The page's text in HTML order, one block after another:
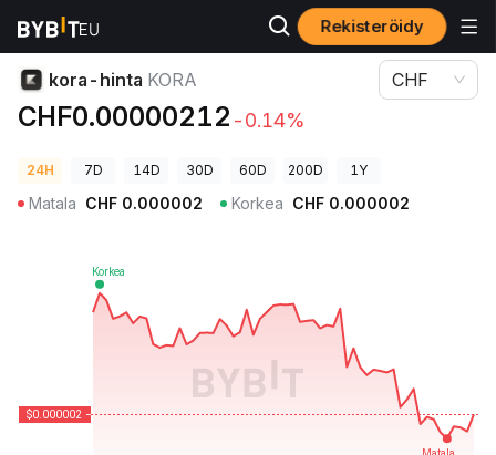
Rekisteröidy
Kryptohinnat
kora-hinta KORA
CHF0.00000212 -0.14%
CHF
24H 7D 14D 30D 60D 200D 1Y
Matala CHF 0.000002 Korkea CHF 0.000002